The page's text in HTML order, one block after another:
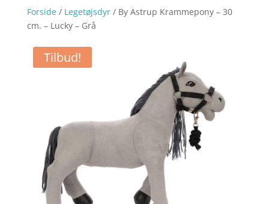
Forside/ Legetøjsdyr/ By Astrup Krammepony – 30
cm. – Lucky – Grå
Tilbud!